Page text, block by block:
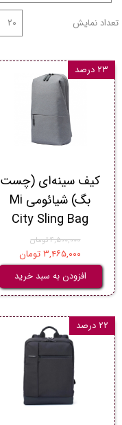
تعداد نمایش ۲۰
کیف سینه‌ای (چست
بگ) شیائومی Mi
City Sling Bag
۴,۵۰۰,۰۰۰ تومان
۳,۴۶۵,۰۰۰ تومان
افزودن به سبد خرید
۲۳ درصد
۲۲ درصد